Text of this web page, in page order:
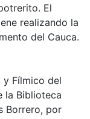
El
realizando la
del Cauca.
Fílmico del
la Biblioteca
Borrero, por